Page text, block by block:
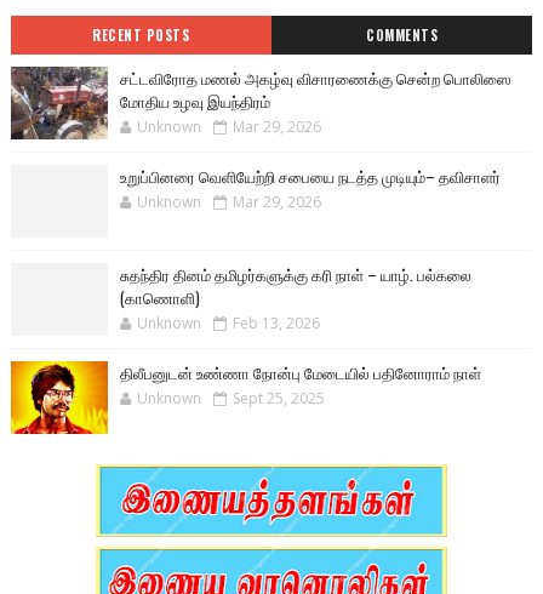
RECENT POSTS COMMENTS
சட்டவிரோத மணல் அகழ்வு விசாரணைக்கு சென்ற பொலிஸை
மோதிய உழவு இயந்திரம்
Unknown Mar 29, 2026
உறுப்பினரை வெளியேற்றி சபையை நடத்த முடியும்– தவிசாளர்
Unknown Mar 29, 2026
சுதந்திர தினம் தமிழர்களுக்கு கரி நாள் – யாழ். பல்கலை
(காணொளி)
Unknown Feb 13, 2026
திலீபனுடன் உண்ணா நோன்பு மேடையில் பதினோராம் நாள்
Unknown Sept 25, 2025